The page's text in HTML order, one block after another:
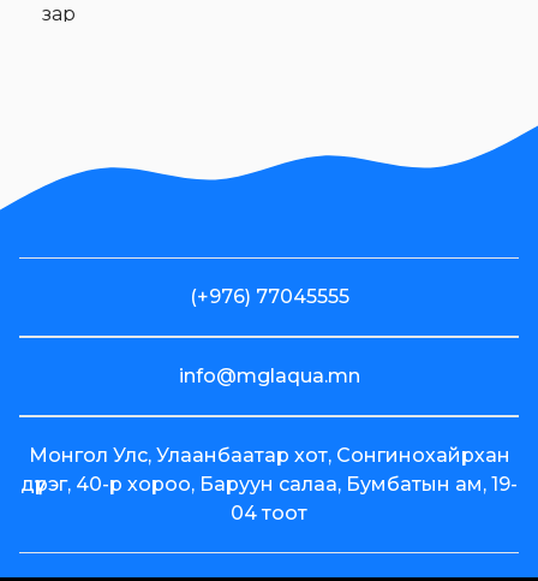
зар
олон нийтээс
"Байртай
хөтөлбөрийн
(+976) 77045555
info@mglaqua.mn
Монгол Улс, Улаанбаатар хот, Сонгинохайрхан
дүүрэг, 40-р хороо, Баруун салаа, Бумбатын ам, 19-
04 тоот
(+976) 77045555